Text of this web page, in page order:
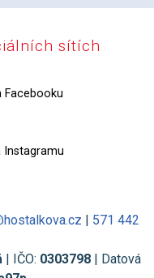
sítích
Facebooku
Instagramu
| 571 442
| IČO: 0303798| Datová